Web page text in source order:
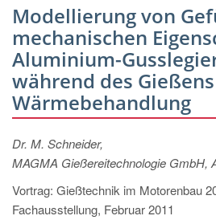
EN
CS
MAGMA Nordamerika, USA
EN
MAGMA Asien-Pazifik, Singapur
EN
MAGMA Südamerika, Brasilien
Modellierung von
mechanischen
Aluminium-
während des
Wärmebehandlung
Dr. M. Schneider,
MAGMA Gießereitechnologie GmbH,
Vortrag: Gießtechnik im Motorenbau
Fachausstellung, Februar 2011